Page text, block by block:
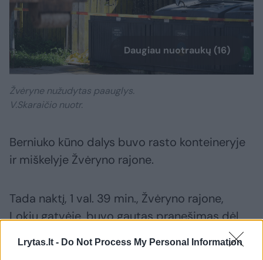
Lrytas.lt - Do Not Process My Personal Information
Daugiau nuotraukų (16)
Žvėryne nužudytas paauglys.
V.Skaraičio nuotr.
Berniuko kūno dalys buvo rasto konteineryje
ir miškelyje Žvėryno rajone.
Tada naktį, 1 val. 39 min., Žvėryno rajone,
Lokių gatvėje, buvo gautas pranešimas dėl
degančio konteinerio. Atvykusios pajėgos
konteinerį užgesino, tačiau tąkart kūnas